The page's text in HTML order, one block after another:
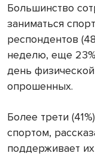
Большинство
заниматься
респондентов
неделю, еще
день
опрошенных.
Более трети
спортом,
поддерживает